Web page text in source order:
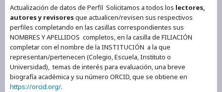
Actualización de datos de Perfil Solicitamos a todos los lectores,
autores y revisoresque actualicen/revisen sus respectivos
perfiles completando en las casillas correspondientes sus
NOMBRES Y APELLIDOS completos, en la casilla de FILIACIÓN
completar con el nombre de la INSTITUCIÓN a la que
representan/pertenecen (Colegio, Escuela, Instituto o
Universidad), temas de interés para evaluación, una breve
biografía académica y su número ORCID, que se obtiene en
https://orcid.org/.